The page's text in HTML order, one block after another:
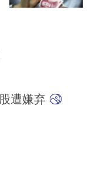
遭嫌弃